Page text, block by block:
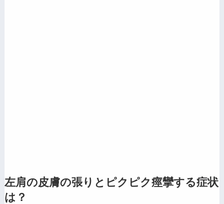
左肩の皮膚の張りとピクピク痙攣する症状
は？